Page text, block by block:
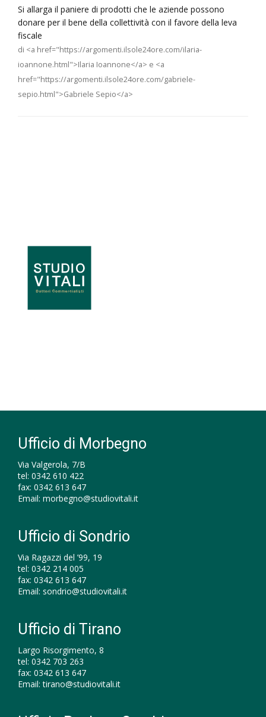
Si allarga il paniere di prodotti che le aziende possono
donare per il bene della collettività con il favore della leva
fiscale
di <a href="https://argomenti.ilsole24ore.com/ilaria-
ioannone.html">Ilaria Ioannone</a> e <a
href="https://argomenti.ilsole24ore.com/gabriele-
sepio.html">Gabriele Sepio</a>
Ufficio di Morbegno
Via Valgerola, 7/B
tel: 0342 610 422
fax: 0342 613 647
Email: morbegno@studiovitali.it
Ufficio di Sondrio
Via Ragazzi del ’99, 19
tel: 0342 214 005
fax: 0342 613 647
Email: sondrio@studiovitali.it
Ufficio di Tirano
Largo Risorgimento, 8
tel: 0342 703 263
fax: 0342 613 647
Email:tirano@studiovitali.it